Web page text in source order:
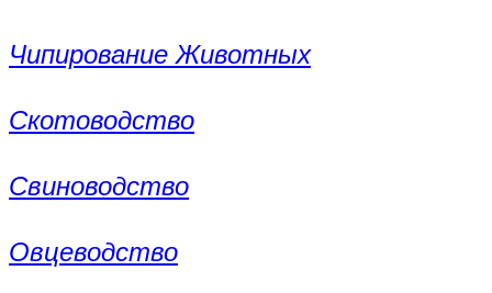
Чипирование Животных
Скотоводство
Свиноводство
Овцеводство